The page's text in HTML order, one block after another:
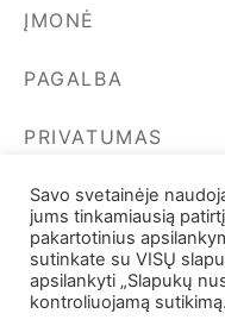
ĮMONĖ
PAGALBA
PRIVATUMAS
Savo svetainėje
jums tinkamiausią
pakartotinius
sutinkate su VISŲ
apsilankyti „Slapukų
kontroliuojamą sutikimą.